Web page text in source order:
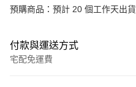
預購商品：預計 20 個工作天出貨
付款與運送方式
宅配免運費